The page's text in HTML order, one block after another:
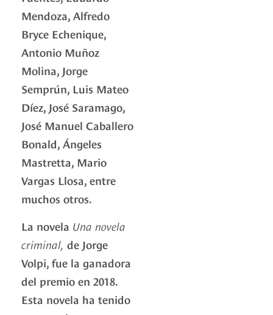
Mendoza, Alfredo
Bryce Echenique,
Antonio Muñoz
Molina, Jorge
Semprún, Luis Mateo
Díez, José Saramago,
José Manuel Caballero
Bonald, Ángeles
Mastretta, Mario
Vargas Llosa, entre
muchos otros.
La novela Una novela
criminal, de Jorge
Volpi, fue la ganadora
del premio en 2018.
Esta novela ha tenido